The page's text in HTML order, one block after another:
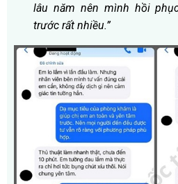
lâu năm nên mình hồi
trước rất nhiều.”